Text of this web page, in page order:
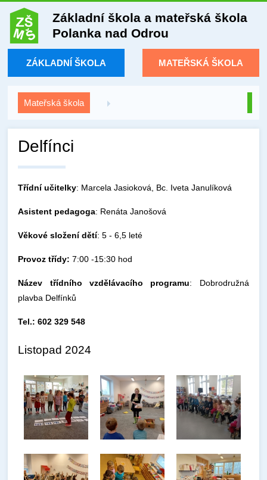
Základní škola a mateřská škola
Polanka nad Odrou
ZÁKLADNÍ ŠKOLA MATEŘSKÁ ŠKOLA
Mateřská škola
Delfínci
Třídní učitelky: Marcela Jasioková, Bc. Iveta Janulíková
Asistent pedagoga: Renáta Janošová
Věkové složení dětí: 5 - 6,5 leté
Provoz třídy: 7:00 -15:30 hod
Název třídního vzdělávacího programu: Dobrodružná
plavba Delfínků
Tel.: 602 329 548
Listopad 2024